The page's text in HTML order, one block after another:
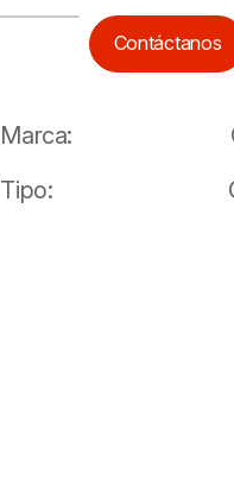
Contáctanos
Marca:
Tipo: